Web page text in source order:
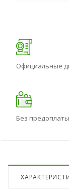
Официальные
Без предоплаты